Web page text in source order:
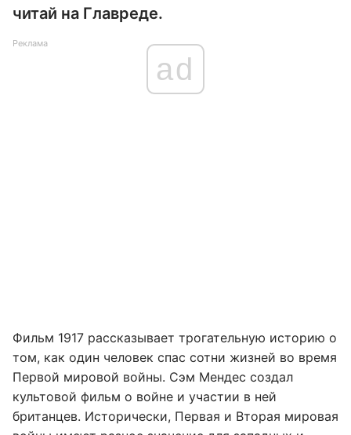
читай на Главреде.
Реклама
ad
Фильм 1917 рассказывает трогательную историю о
том, как один человек спас сотни жизней во время
Первой мировой войны. Сэм Мендес создал
культовой фильм о войне и участии в ней
британцев. Исторически, Первая и Вторая мировая